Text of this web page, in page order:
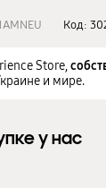
Код:
Store,
и мире.
у нас